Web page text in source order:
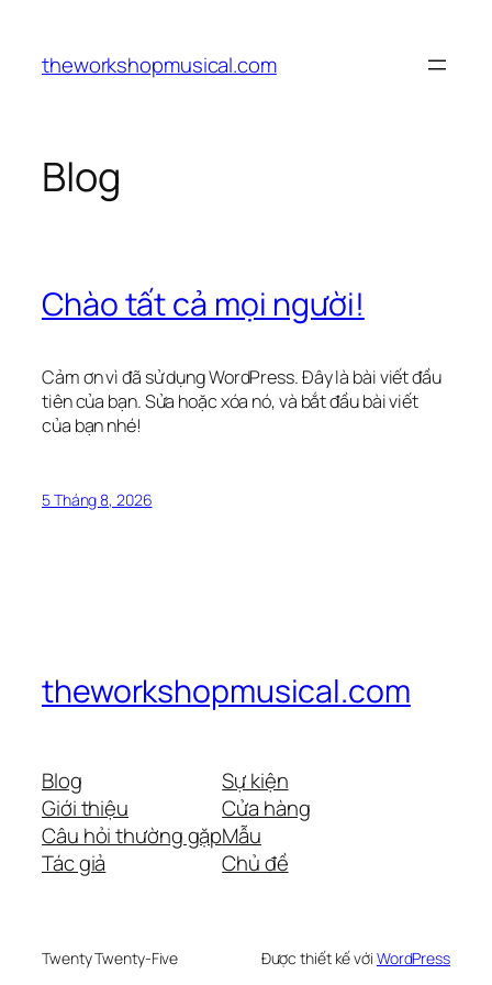
phầntheworkshopmusical.com
Blog
Chào tất cả mọi người!
Cảm ơn vì đã sử dụng WordPress. Đây là bài viết đầu
tiên của bạn. Sửa hoặc xóa nó, và bắt đầu bài viết
của bạn nhé!
5 Tháng 8, 2026
theworkshopmusical.com
Blog
Giới thiệu
Câu hỏi thường gặp
Tác giả
Sự kiện
Cửa hàng
Mẫu
Chủ đề
Twenty Twenty-Five Được thiết kế với WordPress